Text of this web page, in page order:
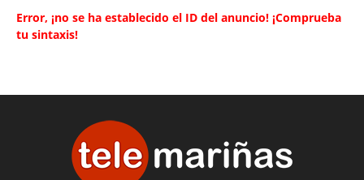
Error, ¡no se ha establecido el ID del anuncio! ¡Comprueba
tu sintaxis!